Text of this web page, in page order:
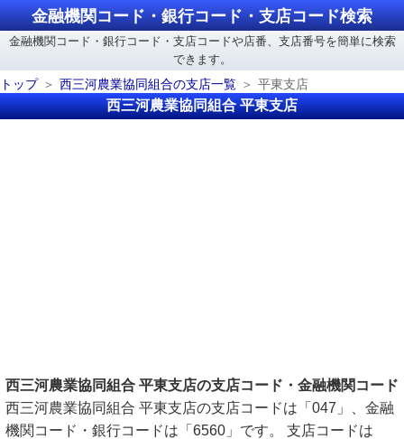
金融機関コード・銀行コード・支店コード検索
金融機関コード・銀行コード・支店コードや店番、支店番号を簡単に検索
できます。
トップ
西三河農業協同組合の支店一覧 平東支店
西三河農業協同組合 平東支店
西三河農業協同組合 平東支店の支店コード・金融機関コード
西三河農業協同組合 平東支店の支店コードは「047」、金融
機関コード・銀行コードは「6560」です。 支店コードは